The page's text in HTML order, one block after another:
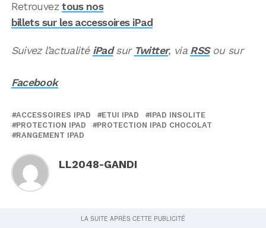
Retrouveztous nos
billets sur les accessoires iPad
Suivez l’actualité iPadsur Twitter, via RSSou sur
Facebook
ACCESSOIRES IPAD ETUI IPAD
IPAD INSOLITE
PROTECTION IPAD
PROTECTION IPAD CHOCOLAT
RANGEMENT IPAD
LL2048-GANDI